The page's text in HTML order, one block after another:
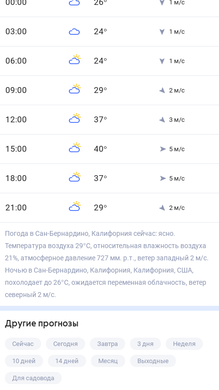
00:00 26° 1 м/с
03:00 24° 1 м/с
06:00 24° 1 м/с
09:00 29° 2 м/с
12:00 37° 3 м/с
15:00 40° 5 м/с
18:00 37° 5 м/с
21 :00 29° 2 м/с
Погода в Сан-Бернардино, Калифорния сейчас: ясно.
Температура воздуха 29°С, относительная влажность воздуха
21%, атмосферное давление 727 мм. р.т., ветер западный 2 м/с.
Ночью в Сан-Бернардино, Калифорния, Калифорния, США,
похолодает до 26°С, ожидается переменная облачность, ветер
северный 2 м/с.
Другие прогнозы
Сейчас Сегодня Завтра 3 дня Неделя
10 дней 14 дней Месяц Выходные
Для садовода